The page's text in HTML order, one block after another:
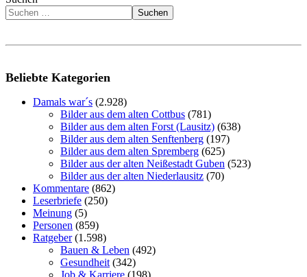
Suchen
Beliebte Kategorien
Damals war´s (2.928)
Bilder aus dem alten Cottbus (781)
Bilder aus dem alten Forst (Lausitz) (638)
Bilder aus dem alten Senftenberg (197)
Bilder aus dem alten Spremberg (625)
Bilder aus der alten Neißestadt Guben (523)
Bilder aus der alten Niederlausitz (70)
Kommentare (862)
Leserbriefe (250)
Meinung (5)
Personen (859)
Ratgeber(1.598)
Bauen & Leben (492)
Gesundheit (342)
Job & Karriere (198)